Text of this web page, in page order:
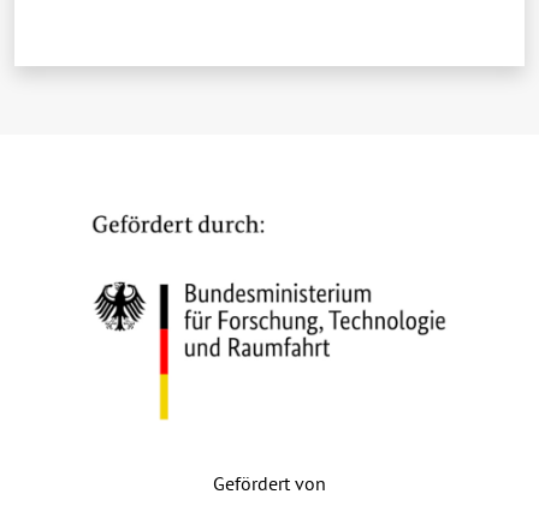
Gefördert von